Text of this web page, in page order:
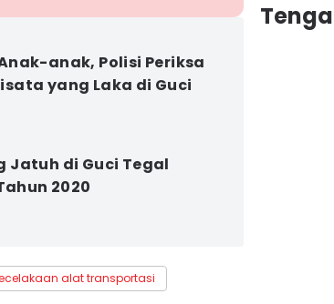
anak, Polisi Periksa
yang Laka di Guci
Jatuh di Guci Tegal
2020
alat transportasi